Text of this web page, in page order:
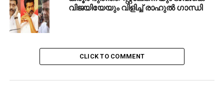
വിമര്‍ശനവുമായി ലത്തീന്‍ സഭ
DON'T MISS
1.29 കോടി പേര്‍ക്ക് ഇനി സൗജന്യ റേഷനില്ല
വിജയിയേയും വിളിച്ച് രാഹുല്‍ ഗാന്ധി
CLICK TO COMMENT